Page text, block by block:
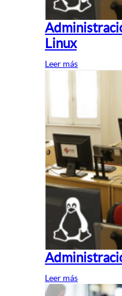
Linux
Leer más
Leer más